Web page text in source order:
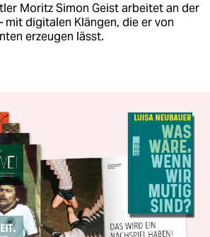
Moritz Simon Geist arbeitet an der
mit digitalen Klängen, die er von
erzeugen lässt.